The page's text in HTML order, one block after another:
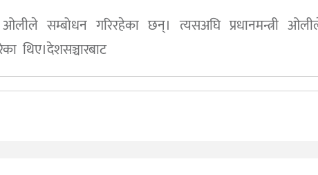
ओलीले सम्बोधन गरिरहेका छन्। त्यसअघि प्रधानमन्त्री
थिए।देशसञ्चारबाट